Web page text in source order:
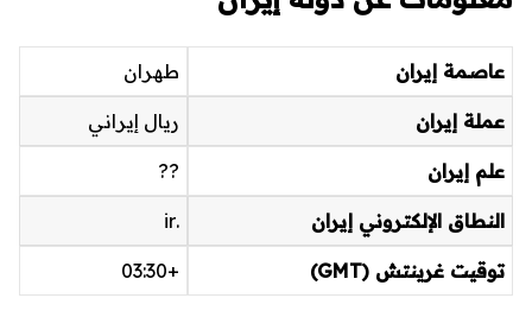
عاصمة إيران طهران
عملة إيران ريال إيراني
علم إيران ??
النطاق الإلكتروني إيران .ir
توقيت غرينتش (GMT) +03:30